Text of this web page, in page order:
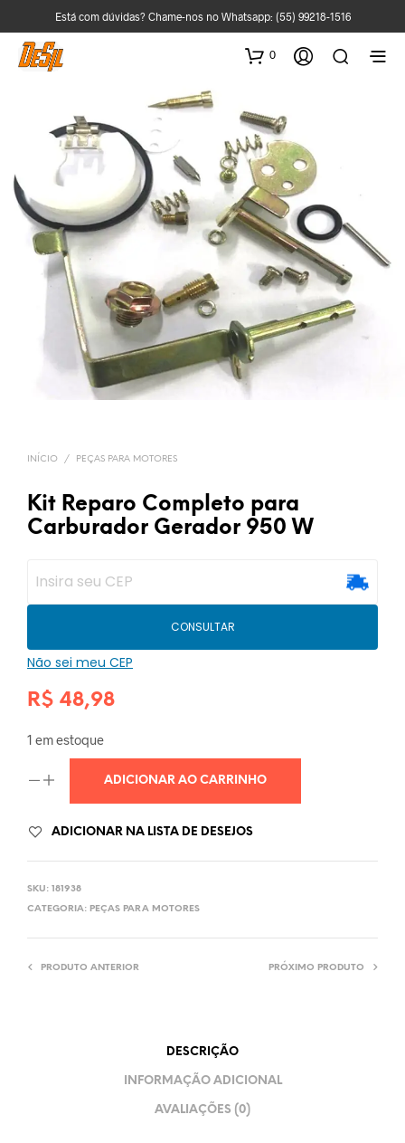
Está com dúvidas? Chame-nos no Whatsapp: (55) 99218-1516
0
INÍCIO / PEÇAS PARA MOTORES
Kit Reparo Completo para
Carburador Gerador 950 W
CONSULTAR
Não sei meu CEP
R$ 48,98
1 em estoque
ADICIONAR AO CARRINHO
ADICIONAR NA LISTA DE DESEJOS
SKU: 181938
CATEGORIA: PEÇAS PARA MOTORES
PRODUTO ANTERIOR PRÓXIMO PRODUTO
DESCRIÇÃO
INFORMAÇÃO ADICIONAL
AVALIAÇÕES (0)